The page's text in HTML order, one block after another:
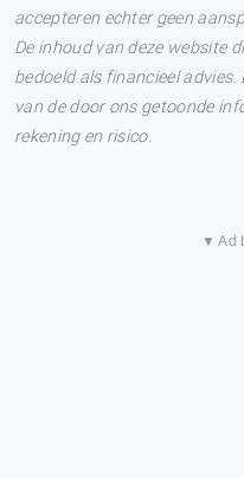
accepteren echter geen
De inhoud van deze website
bedoeld als financieel
van de door ons getoonde
rekening en risico.
▼ Ad